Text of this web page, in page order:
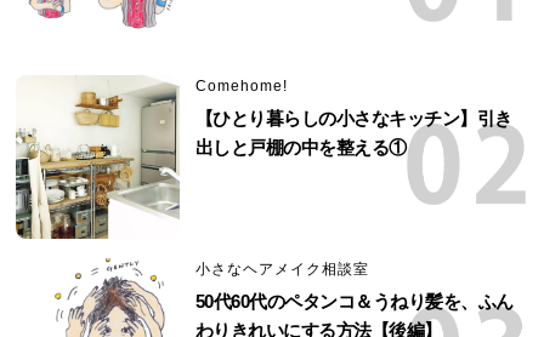
Comehome!
【ひとり暮らしの小さなキッチン】引き
出しと戸棚の中を整える①
小さなヘアメイク相談室
50代60代のペタンコ＆うねり髪を、ふん
わりきれいにする方法【後編】